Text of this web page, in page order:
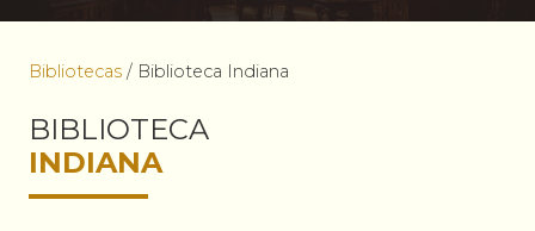
Bibliotecas / Biblioteca Indiana
BIBLIOTECA
INDIANA